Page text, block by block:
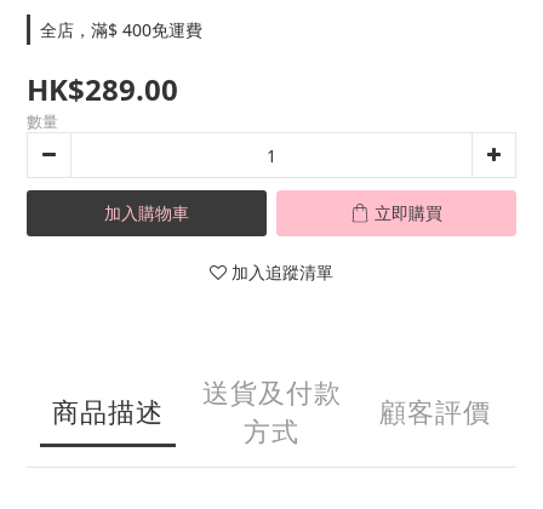
全店，滿$ 400免運費
HK$289.00
數量
加入購物車 立即購買
加入追蹤清單
商品描述
送貨及付款
方式
顧客評價